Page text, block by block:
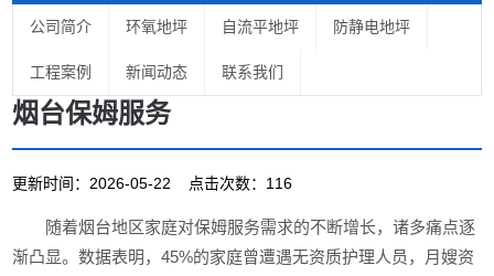
公司简介 环氧地坪 自流平地坪 防静电地坪
工程案例 新闻动态 联系我们
烟台保姆服务
更新时间：2026-05-22 点击次数：116
随着烟台地区家庭对保姆服务需求的不断增长，诸多痛点逐
渐凸显。数据表明，45%的家庭曾遭遇无资质护理人员，月嫂资